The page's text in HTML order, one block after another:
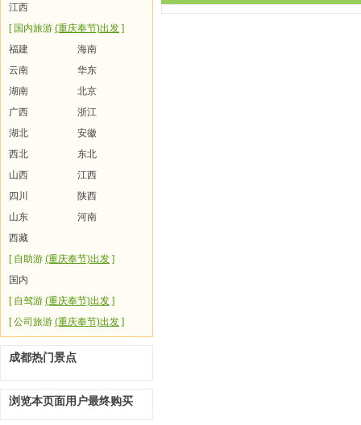
江西
[ 国内旅游 (重庆奉节)出发 ]
福建
海南
云南
华东
湖南
北京
广西
浙江
湖北
安徽
西北
东北
山西
江西
四川
陕西
山东
河南
西藏
[ 自助游 (重庆奉节)出发 ]
国内
[ 自驾游 (重庆奉节)出发 ]
[ 公司旅游 (重庆奉节)出发 ]
成都热门景点
浏览本页面用户最终购买